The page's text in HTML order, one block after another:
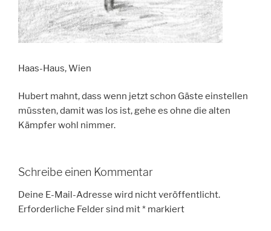
Haas-Haus, Wien
Hubert mahnt, dass wenn jetzt schon Gäste einstellen
müssten, damit was los ist, gehe es ohne die alten
Kämpfer wohl nimmer.
Schreibe einen Kommentar
Deine E-Mail-Adresse wird nicht veröffentlicht.
Erforderliche Felder sind mit* markiert